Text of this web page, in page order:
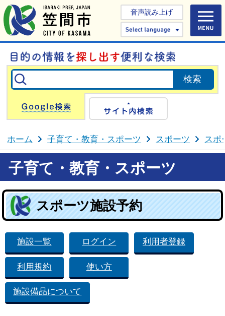
音声読み上げ
Select
Google検索
ホーム 子育て・教育・スポーツ スポーツ スポ
子育て・教育・スポーツ
スポーツ施設予約
施設一覧 ログイン 利用者登録
利用規約 使い方
施設備品について